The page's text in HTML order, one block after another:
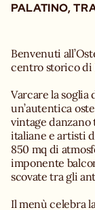
PALATINO,
Benvenuti
centro storico di
Varcare la
un’autentica
vintage
italiane e artisti
850 mq di
imponente
scovate tra gli
Il menù celebra